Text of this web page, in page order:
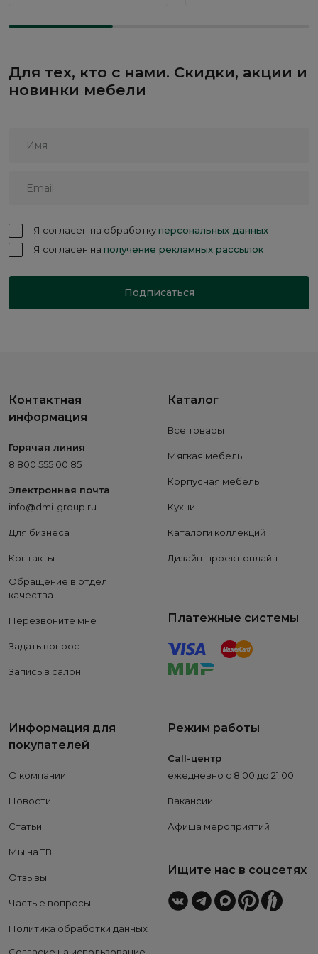
Для тех, кто с нами. Скидки, акции и
новинки мебели
Я согласен на обработкуперсональных данных
Я согласен на получение рекламных рассылок
Подписаться
Контактная
информация
Горячая линия
8 800 555 00 85
Электронная почта
info@dmi-group.ru
Для бизнеса
Контакты
Обращение в отдел
качества
Перезвоните мне
Задать вопрос
Запись в салон
Каталог
Все товары
Мягкая мебель
Корпусная мебель
Кухни
Каталоги коллекций
Дизайн-проект онлайн
Платежные системы
Информация для
покупателей
О компании
Новости
Статьи
Мы на ТВ
Отзывы
Частые вопросы
Политика обработки данных
Режим работы
Call-центр
ежедневно с 8:00 до 21:00
Вакансии
Афиша мероприятий
Ищите нас в соцсетях